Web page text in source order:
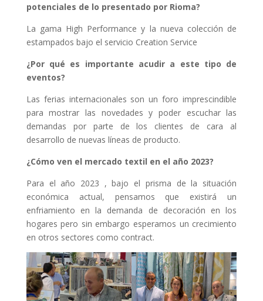
potenciales de lo presentado por Rioma?
La gama High Performance y la nueva colección de
estampados bajo el servicio Creation Service
¿Por qué es importante acudir a este tipo de
eventos?
Las ferias internacionales son un foro imprescindible
para mostrar las novedades y poder escuchar las
demandas por parte de los clientes de cara al
desarrollo de nuevas líneas de producto.
¿Cómo ven el mercado textil en el año 2023?
Para el año 2023 , bajo el prisma de la situación
económica actual, pensamos que existirá un
enfriamiento en la demanda de decoración en los
hogares pero sin embargo esperamos un crecimiento
en otros sectores como contract.